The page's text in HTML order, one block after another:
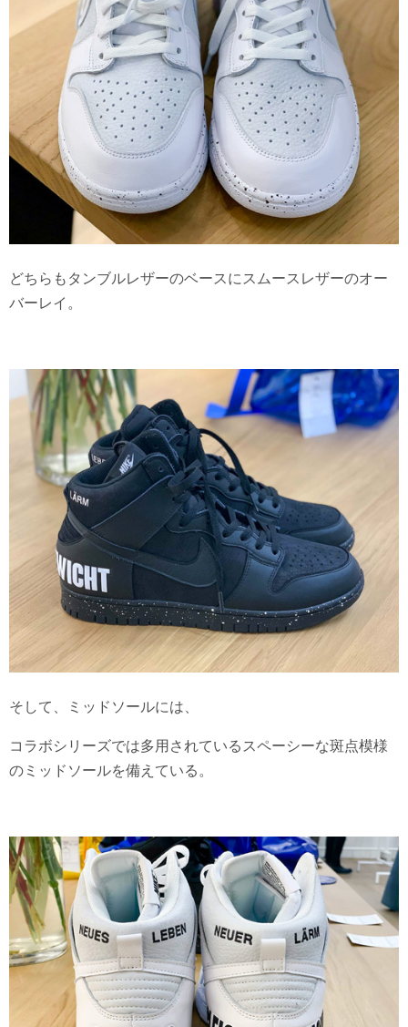
どちらもタンブルレザーのベースにスムースレザーのオー
バーレイ。
そして、ミッドソールには、
コラボシリーズでは多用されているスペーシーな斑点模様
のミッドソールを備えている。